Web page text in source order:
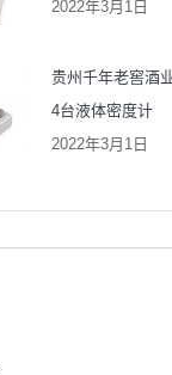
2022年3月1日
贵州千年老窖酒
4台液体密度计
2022年3月1日